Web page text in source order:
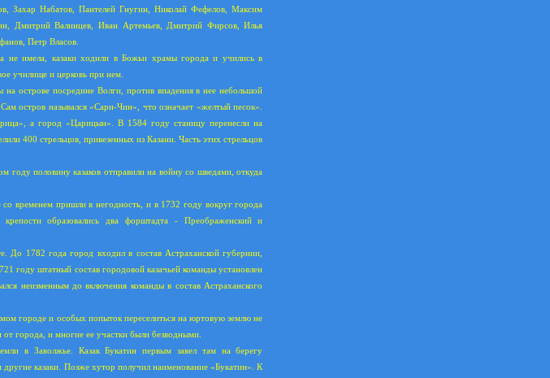
Захар Набатов, Пантелей Гнугин, Николай Фефелов, Максим
Дмитрий Валинцев, Иван Артемьев, Дмитрий Фирсов, Илья
Петр Власов.
не имела, казаки ходили в Божьи храмы города и учились в
училище и церковь при нем.
острове посредине Волги, против впадения в нее небольшой
остров назывался «Сари-Чин», что означает «желтый песок».
а город «Царицын». В 1584 году станицу перенесли на
400 стрельцов, привезенных из Казани. Часть этих стрельцов
году половину казаков отправили на войну со шведами, откуда
временем пришли в негодность, и в 1732 году вокруг города
образовались два форштадта - Преображенский и
До 1782 года город входил в состав Астраханской губернии,
году штатный состав городовой казачьей команды установлен
неизменным до включения команды в состав Астраханского
городе и особых попыток переселиться на юртовую землю не
города, и многие ее участки были безводными.
в Заволжье. Казак Букатин первым завел там на берегу
другие казаки. Позже хутор получил наименование «Букатин». К